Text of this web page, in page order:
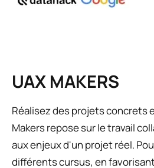
UAX MAKERS
Réalisez des projets concrets
Makers repose sur le travail
aux enjeux d'un projet réel.
différents cursus, en